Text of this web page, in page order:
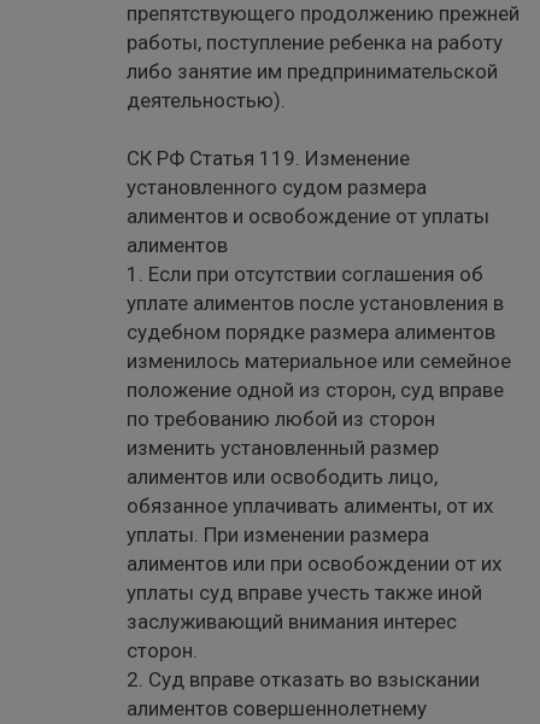
препятствующего продолжению прежней
работы, поступление ребенка на работу
либо занятие им предпринимательской
деятельностью).
СК РФ Статья 119. Изменение
установленного судом размера
алиментов и освобождение от уплаты
алиментов
1. Если при отсутствии соглашения об
уплате алиментов после установления в
судебном порядке размера алиментов
изменилось материальное или семейное
положение одной из сторон, суд вправе
по требованию любой из сторон
изменить установленный размер
алиментов или освободить лицо,
обязанное уплачивать алименты, от их
уплаты. При изменении размера
алиментов или при освобождении от их
уплаты суд вправе учесть также иной
заслуживающий внимания интерес
сторон.
2. Суд вправе отказать во взыскании
алиментов совершеннолетнему